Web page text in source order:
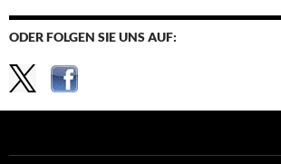
ODER FOLGEN SIE UNS AUF: